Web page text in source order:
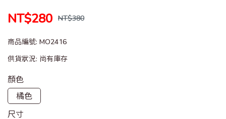
NT$280 NT$380
商品編號: MO2416
供貨狀況: 尚有庫存
顏色
橘色
尺寸